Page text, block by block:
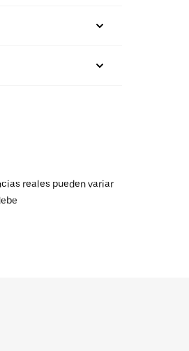
reales pueden variar